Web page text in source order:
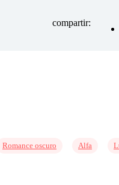
compartir:
Romance oscuro Alfa